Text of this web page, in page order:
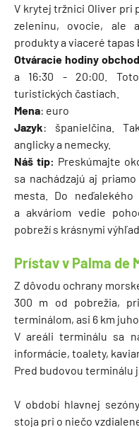
V krytej tržnici Oliver pri
zeleninu, ovocie, ale
produkty a viaceré tapas
Otváracie hodiny
a 16:30 - 20:00.
turistických častiach.
Mena: euro
Jazyk: španielčina.
anglicky a nemecky.
Náš tip: Preskúmajte
sa nachádzajú aj
mesta. Do
a akváriom vedie
pobreží s krásnymi
Prístav v Palma de
Z dôvodu ochrany
300 m od pobrežia,
terminálom, asi 6 km
V areáli terminálu sa
informácie, toalety,
Pred budovou terminálu
V období hlavnej
stoja pri o niečo